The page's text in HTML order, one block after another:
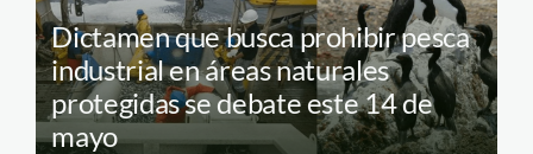
Dictamen que busca prohibir pesca
industrial en áreas naturales
protegidas se debate este 14 de
mayo